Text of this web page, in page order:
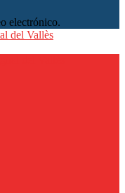
electrónico.
del Vallès